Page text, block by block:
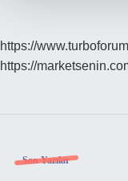
https://
https://
Sidebar
Son Yazılar